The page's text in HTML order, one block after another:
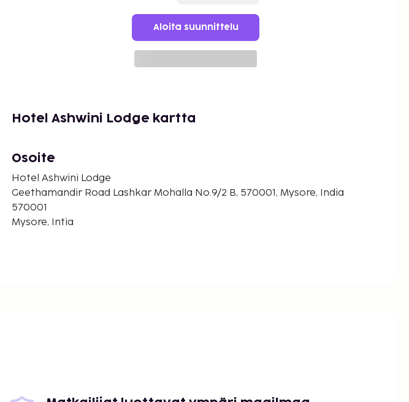
Aloita suunnittelu
Hotel Ashwini Lodge kartta
Osoite
Hotel Ashwini Lodge
Geethamandir Road Lashkar Mohalla No.9/2 B, 570001, Mysore, India
570001
Mysore, Intia